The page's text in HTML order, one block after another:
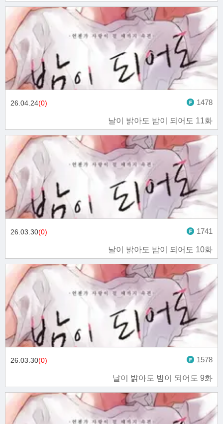
날이 밝아도 밤이 되어도 11화
26.04.24(0) 1478
날이 밝아도 밤이 되어도 10화
26.03.30(0) 1741
날이 밝아도 밤이 되어도 9화
26.03.30(0) 1578